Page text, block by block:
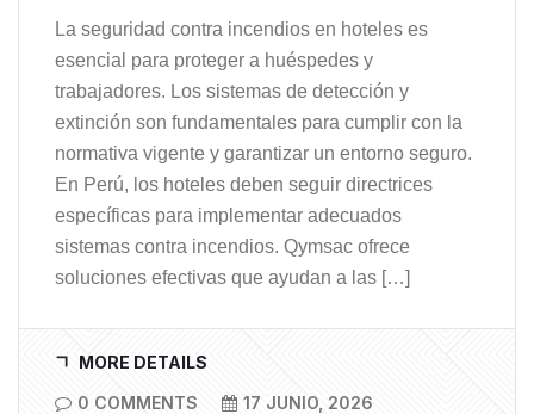
La seguridad contra incendios en hoteles es
esencial para proteger a huéspedes y
trabajadores. Los sistemas de detección y
extinción son fundamentales para cumplir con la
normativa vigente y garantizar un entorno seguro.
En Perú, los hoteles deben seguir directrices
específicas para implementar adecuados
sistemas contra incendios. Qymsac ofrece
soluciones efectivas que ayudan a las […]
MORE DETAILS
0 COMMENTS
17 JUNIO, 2026